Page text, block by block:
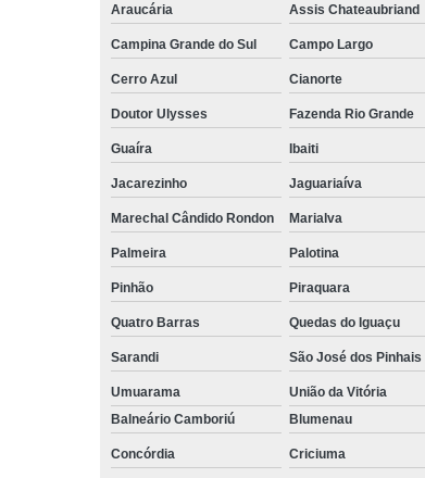
Araucária Assis Chateaubriand
Campina Grande do Sul Campo Largo
Cerro Azul Cianorte
Doutor Ulysses Fazenda Rio Grande
Guaíra Ibaiti
Jacarezinho Jaguariaíva
Marechal Cândido Rondon Marialva
Palmeira Palotina
Pinhão Piraquara
Quatro Barras Quedas do Iguaçu
Sarandi São José dos Pinhais
Umuarama
União da Vitória
Balneário Camboriú
Blumenau
Concórdia Criciuma